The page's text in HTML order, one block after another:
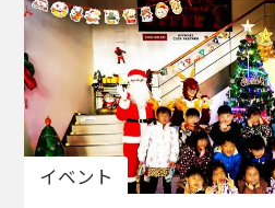
イベント